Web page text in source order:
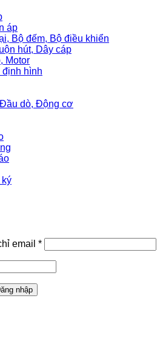
áp
Bộ đếm, Bộ điều khiển
hút, Dây cáp
Motor
định hình
dò, Động cơ
email *Bắt
buộc
nhập